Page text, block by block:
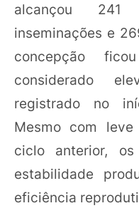
alcançou
inseminações e
concepção
considerado
registrado no
Mesmo com
ciclo anterior, os
estabilidade
eficiência